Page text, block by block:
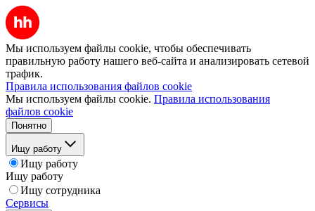
Мы используем файлы cookie, чтобы обеспечивать
правильную работу нашего веб-сайта и анализировать сетевой
трафик.
Правила использования файлов cookie
Мы используем файлы cookie. Правила использования
файлов cookie
Понятно
Ищу работу
Ищу работу
Ищу работу
Ищу сотрудника
Сервисы